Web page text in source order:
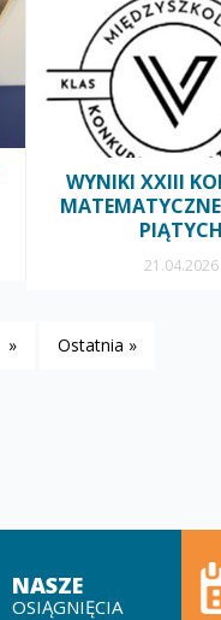
WYNIKI XXIII
PIĄTYCH
21.04.2026
» Ostatnia »
NASZE
OSIĄGNIĘCIA